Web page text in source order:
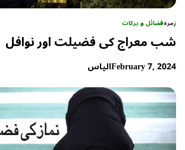
زمرہفضائل و برکات
شب معراج کی فضیلت اور نوافل
February 7, 2024الیاس